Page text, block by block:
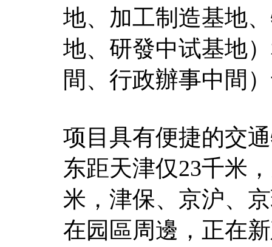
地、加工制造基地
地、研發中试基地
間、行政辦事中間
项目具有便捷的交
东距天津仅23千米
米，津保、京沪、
在园區周邊，正在